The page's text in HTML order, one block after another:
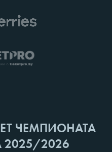
ЧЕМПИОНАТА
2025/2026